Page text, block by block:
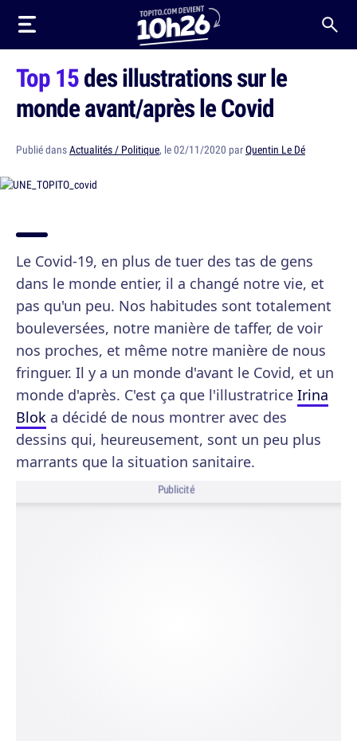
Top 15des illustrations sur le
monde avant/après le Covid
Publié dansActualités / Politique, le 02/11/2020 parQuentin Le Dé
Le Covid-19, en plus de tuer des tas de gens
dans le monde entier, il a changé notre vie, et
pas qu'un peu. Nos habitudes sont totalement
bouleversées, notre manière de taffer, de voir
nos proches, et même notre manière de nous
fringuer. Il y a un monde d'avant le Covid, et un
monde d'après. C'est ça que l'illustratrice Irina
Blok a décidé de nous montrer avec des
dessins qui, heureusement, sont un peu plus
marrants que la situation sanitaire.
Publicité